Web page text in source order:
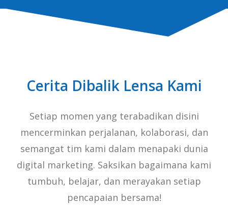
Cerita Dibalik Lensa Kami
Setiap momen yang terabadikan disini
mencerminkan perjalanan, kolaborasi, dan
semangat tim kami dalam menapaki dunia
digital marketing. Saksikan bagaimana kami
tumbuh, belajar, dan merayakan setiap
pencapaian bersama!